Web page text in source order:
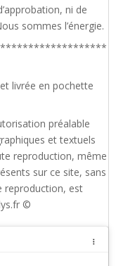
ni de
sommes l’énergie.
livrée en pochette
préalable
et textuels
reproduction, même
sur ce site, sans
reproduction, est
©